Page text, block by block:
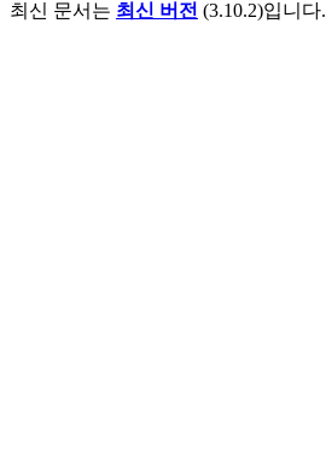
최신 문서는 최신 버전 (3.10.2)입니다.